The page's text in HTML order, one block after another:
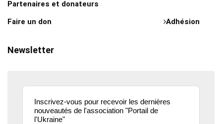
Partenaires et donateurs
Adhésion
Faire un don
Newsletter
Inscrivez-vous pour recevoir les dernières
nouveautés de l'association "Portail de
l'Ukraine"